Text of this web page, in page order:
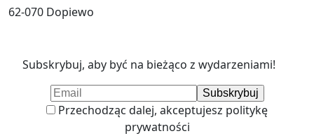
62-070 Dopiewo
Subskrybuj, aby być na bieżąco z wydarzeniami!
Przechodząc dalej, akceptujesz politykę
prywatności